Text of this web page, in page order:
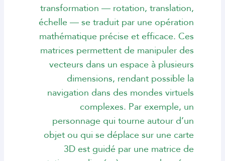
transformation — rotation, translation,
échelle — se traduit par une opération
mathématique précise et efficace. Ces
matrices permettent de manipuler des
vecteurs dans un espace à plusieurs
dimensions, rendant possible la
navigation dans des mondes virtuels
complexes. Par exemple, un
personnage qui tourne autour d’un
objet ou qui se déplace sur une carte
3D est guidé par une matrice de